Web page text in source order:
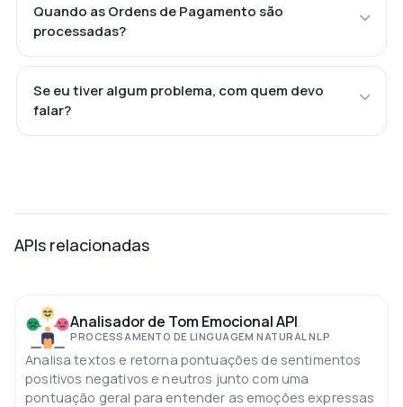
Quando as Ordens de Pagamento são
processadas?
Se eu tiver algum problema, com quem devo
falar?
APIs relacionadas
Analisador de Tom Emocional API
PROCESSAMENTO DE LINGUAGEM NATURAL NLP
Analisa textos e retorna pontuações de sentimentos
positivos negativos e neutros junto com uma
pontuação geral para entender as emoções expressas